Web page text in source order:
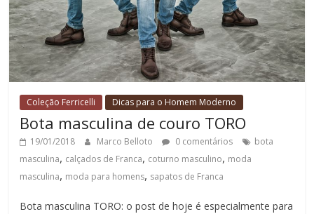
Coleção Ferricelli Dicas para o Homem Moderno
Bota masculina de couro TORO
19/01/2018 Marco Belloto 0 comentários
bota
masculina, calçados de Franca, coturno masculino, moda
masculina, moda para homens, sapatos de Franca
Bota masculina TORO: o post de hoje é especialmente para